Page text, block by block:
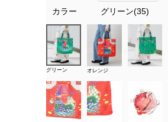
カラー
グリーン(35)
グリーン オレンジ